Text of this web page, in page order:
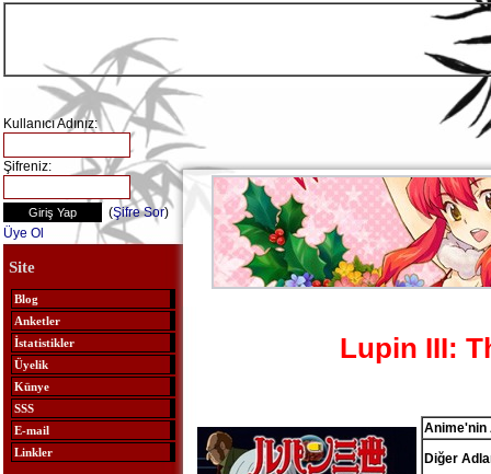
Kullanıcı Adınız:
Şifreniz:
(Şifre Sor)
Üye Ol
Site
Blog
Anketler
İstatistikler
Üyelik
Künye
SSS
E-mail
Linkler
Lupin III:
Anime'nin
Diğer